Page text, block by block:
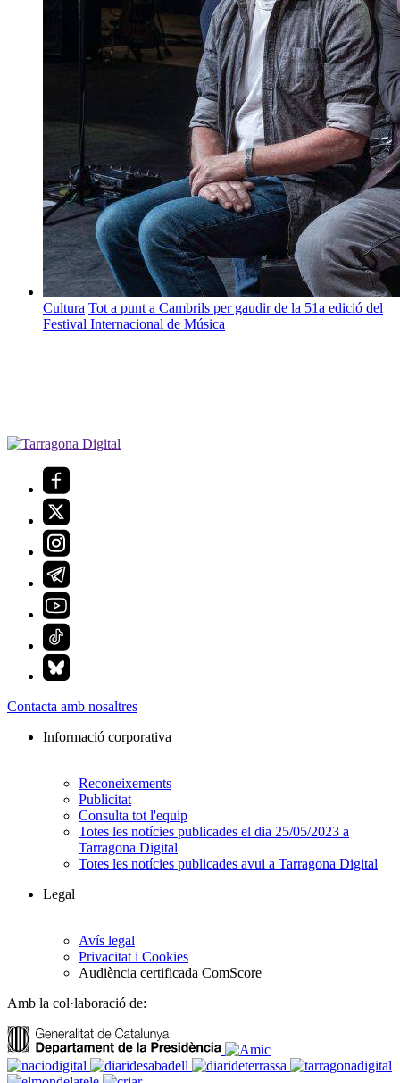
Cultura Tot a punt a Cambrils per gaudir de la 51a edició del
Festival Internacional de Música
Contacta amb nosaltres
Informació corporativa
Reconeixements
Publicitat
Consulta tot l'equip
Totes les notícies publicades el dia 25/05/2023 a
Tarragona Digital
Totes les notícies publicades avui a Tarragona Digital
Legal
Avís legal
Privacitat i Cookies
Audiència certificada ComScore
Amb la col·laboració de: